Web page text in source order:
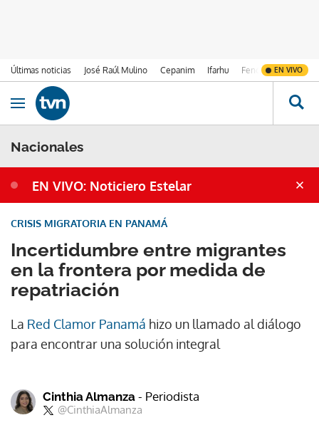
Últimas noticias José Raúl Mulino Cepanim Ifarhu Fenómeno de El
EN VIVO
Ir al contenido
Obrir navegació
Nacionales
EN VIVO: Noticiero Estelar
Incertidumbre entre migrantes
en la frontera por medida de
repatriación
CRISIS MIGRATORIA EN PANAMÁ
La Red Clamor Panamá hizo un llamado al diálogo
para encontrar una solución integral
Cinthia Almanza - Periodista
@CinthiaAlmanza